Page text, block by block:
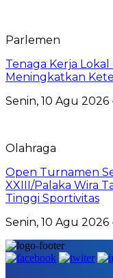
Parlemen
Tenaga Kerja
Meningkatkan
Senin, 10 Agu 2026
Olahraga
Open Turnamen
XXIII/Palaka Wira
Tinggi Sportivitas
Senin, 10 Agu 2026